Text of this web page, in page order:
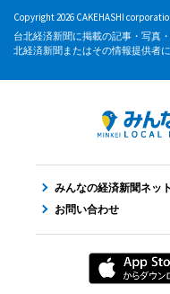
Copyright 2026 CAKEHASHI
台北経済新聞に掲載の記事・写真
北経済新聞またはその情報提供者に
みんなの経済新聞ネッ
お問い合わせ